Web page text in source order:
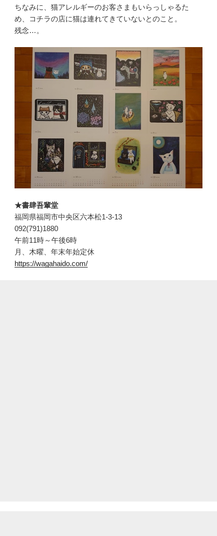
ちなみに、猫アレルギーのお客さまもいらっしゃるた
め、コチラの店に猫は連れてきていないとのこと。
残念…。
★書肆吾輩堂
福岡県福岡市中央区六本松1-3-13
092(791)1880
午前11時～午後6時
月、木曜、年末年始定休
https://wagahaido.com/